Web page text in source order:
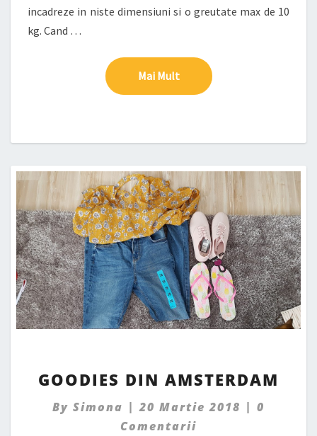
incadreze in niste dimensiuni si o greutate max de 10
kg. Cand …
Mai MultMai Mult
DIN
GOODIES DIN AMSTERDAM
By Simona |20 Martie 2018 | 0
Comentarii